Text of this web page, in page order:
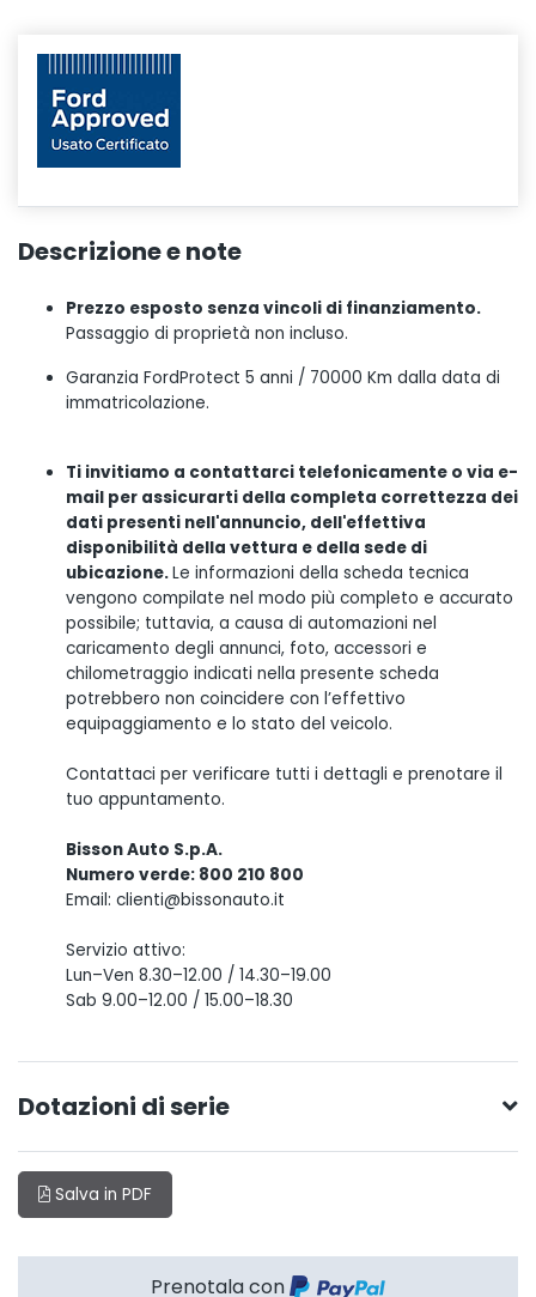
Descrizione e note
Prezzo esposto senza vincoli di finanziamento.
Passaggio di proprietà non incluso.
Garanzia FordProtect 5 anni / 70000 Km dalla data di
immatricolazione.
Ti invitiamo a contattarci telefonicamente o via e-
mail per assicurarti della completa correttezza dei
dati presenti nell'annuncio, dell'effettiva
disponibilità della vettura e della sede di
ubicazione.Le informazioni della scheda tecnica
vengono compilate nel modo più completo e accurato
possibile; tuttavia, a causa di automazioni nel
caricamento degli annunci, foto, accessori e
chilometraggio indicati nella presente scheda
potrebbero non coincidere con l’effettivo
equipaggiamento e lo stato del veicolo.
Contattaci per verificare tutti i dettagli e prenotare il
tuo appuntamento.
Bisson Auto S.p.A.
Numero verde: 800 210 800
Email: clienti@bissonauto.it
Servizio attivo:
Lun–Ven 8.30–12.00 / 14.30–19.00
Sab 9.00–12.00 / 15.00–18.30
Dotazioni di serie
Salva in PDF
Prenotala con